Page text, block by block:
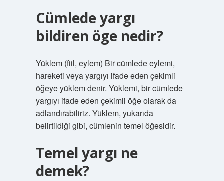
Cümlede yargı
bildiren öge nedir?
Yüklem (fiil, eylem) Bir cümlede eylemi,
hareketi veya yargıyı ifade eden çekimli
öğeye yüklem denir. Yüklemi, bir cümlede
yargıyı ifade eden çekimli öğe olarak da
adlandırabiliriz. Yüklem, yukarıda
belirtildiği gibi, cümlenin temel öğesidir.
Temel yargı ne
demek?